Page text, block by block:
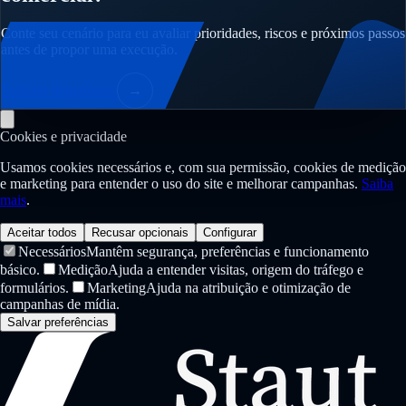
Conte seu cenário para eu avaliar prioridades, riscos e próximos passos
Cookies e privacidade
Usamos cookies necessários e, com sua permissão, cookies de medição
e marketing para entender o uso do site e melhorar campanhas. Saiba
mais.
Aceitar todos Recusar opcionais Configurar
NecessáriosMantêm segurança, preferências e funcionamento
básico.
MediçãoAjuda a entender visitas, origem do tráfego e
formulários.
MarketingAjuda na atribuição e otimização de
campanhas de mídia.
Salvar preferências